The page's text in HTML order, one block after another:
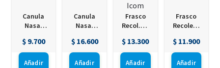
Canula
Nasal
Inverfar
ma
$9.700
Añadir
Canula
Nasal
o 7 Mts
Inverfar
ma
$16.600
Añadir
Frasco
Recol.Mu
Cop.
50Uds
Icom
$ 13.300
Añadir
Frasco
Recolect
Orina 24
Horas
$11.900
Añadir